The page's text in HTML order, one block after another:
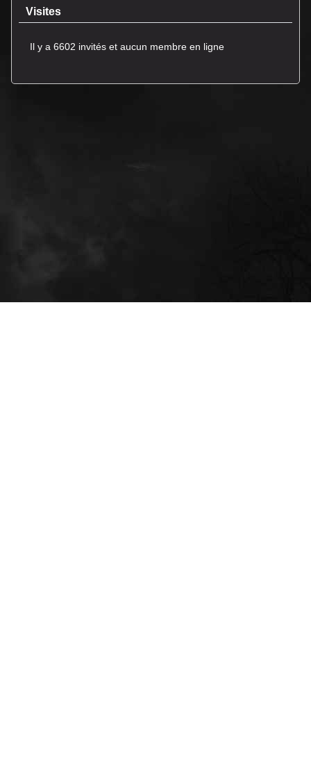
Visites
Il y a 6602 invités et aucun membre en ligne